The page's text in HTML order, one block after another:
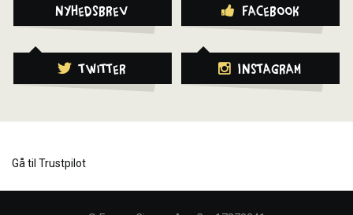
Nyhedsbrev Facebook
Twitter Instagram
Gå til Trustpilot